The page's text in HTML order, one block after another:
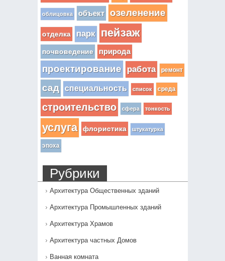
облицовка объект озеленение
отделка парк пейзаж
почвоведение природа
проектирование работа ремонт
сад специальность список среда
строительство сфера тонкость
услуга флористика штукатурка
эпоха
Рубрики
Архитектура Общественных зданий
Архитектура Промышленных зданий
Архитектура Храмов
Архитектура частных Домов
Ванная комната